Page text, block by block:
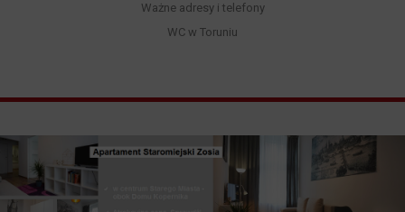
Ważne adresy i telefony
WC w Toruniu